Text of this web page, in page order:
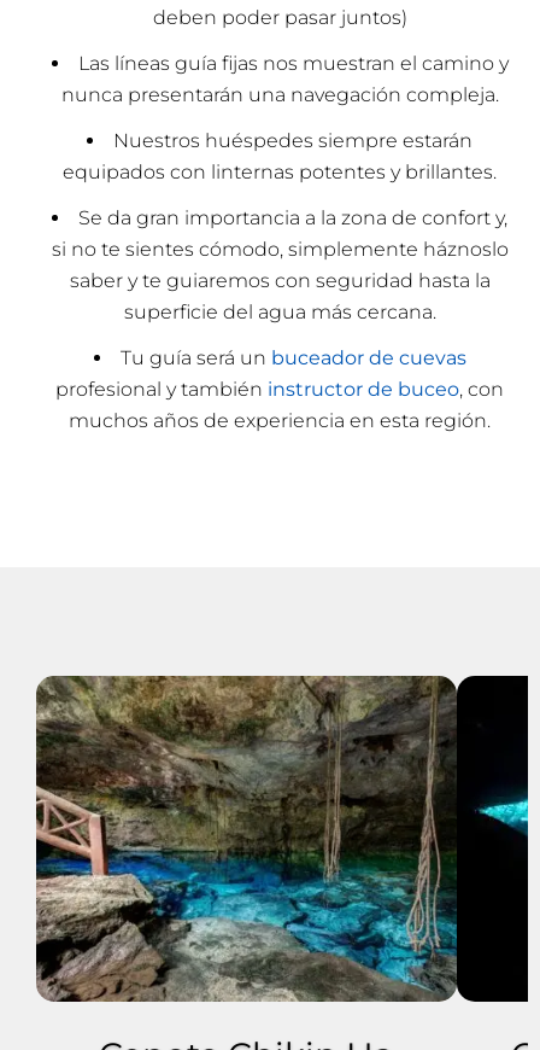
deben poder pasar juntos)
Las líneas guía fijas nos muestran el camino y
nunca presentarán una navegación compleja.
Nuestros huéspedes siempre estarán
equipados con linternas potentes y brillantes.
Se da gran importancia a la zona de confort y,
si no te sientes cómodo, simplemente háznoslo
saber y te guiaremos con seguridad hasta la
superficie del agua más cercana.
Tu guía será un buceador de cuevas
profesional y también instructor de buceo, con
muchos años de experiencia en esta región.